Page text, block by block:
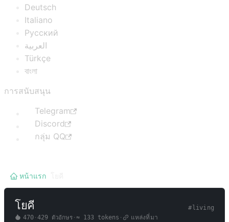
Deutsch
Italiano
Русский
العربية
Türkçe
বাংলা
การสนับสนุน
Telegram
Discord
กลุ่ม QQ
หน้าแรก
โยคี # living
470· 429 ตัวอักษร· ≈ 133tokens · แหล่งที่มา